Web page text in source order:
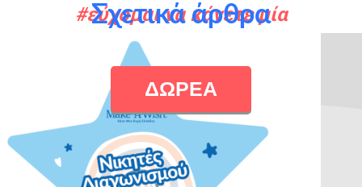
#εύχομαι να κάνετε μία
ΔΩΡΕΑ
Σχετικά άρθρα